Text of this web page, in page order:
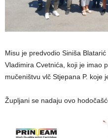
Misu je predvodio Siniša
Vladimira Cvetnića, koji je imao
mučeništvu vlč Stjepana P. koje
Župljani se nadaju ovo